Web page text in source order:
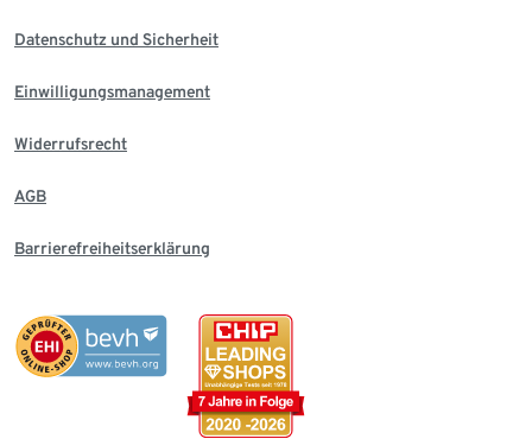
Datenschutz und Sicherheit
Einwilligungsmanagement
Widerrufsrecht
AGB
Barrierefreiheitserklärung